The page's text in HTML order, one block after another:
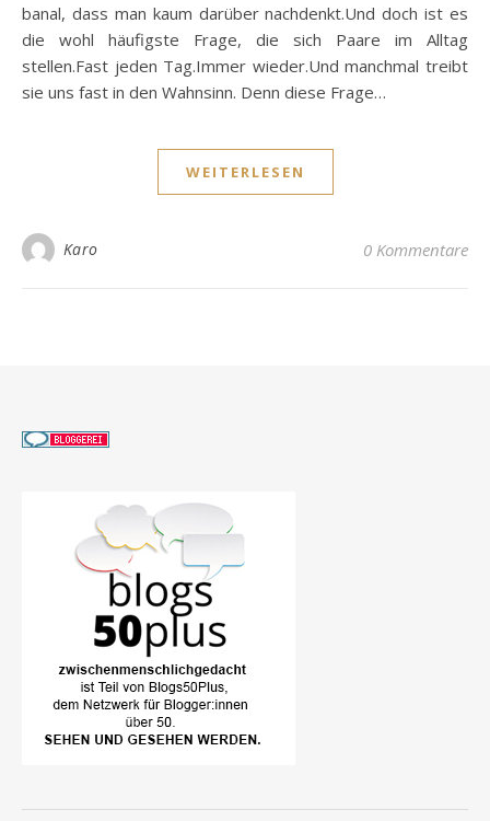
banal, dass man kaum darüber nachdenkt.Und doch ist es
die wohl häufigste Frage, die sich Paare im Alltag
stellen.Fast jeden Tag.Immer wieder.Und manchmal treibt
sie uns fast in den Wahnsinn. Denn diese Frage…
WEITERLESEN
Karo 0 Kommentare